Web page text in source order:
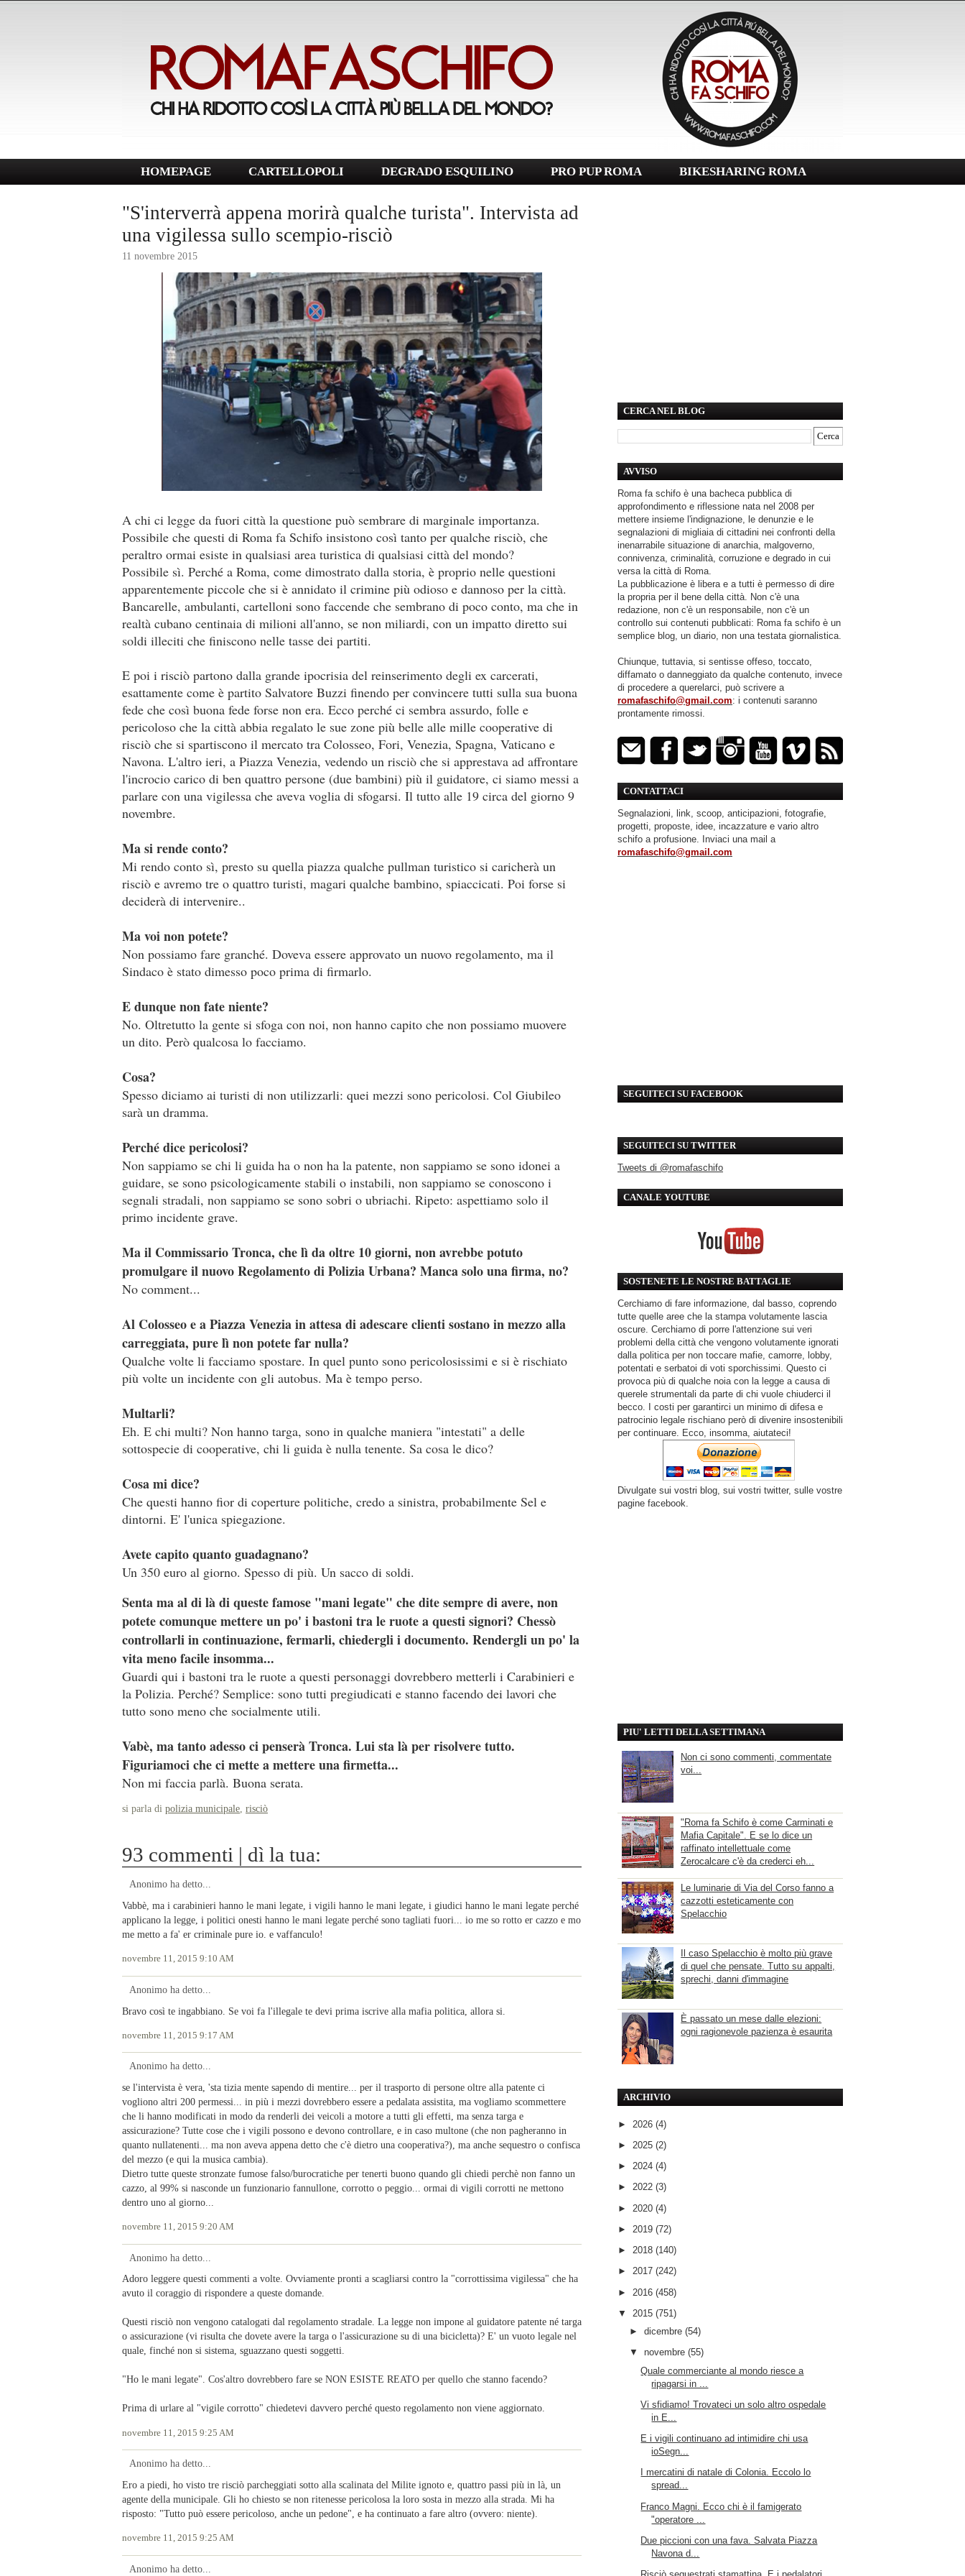
HOMEPAGE CARTELLOPOLI DEGRADO ESQUILINO PRO PUP ROMA BIKESHARING ROMA
"S'interverrà appena morirà qualche turista". Intervista ad
una vigilessa sullo scempio-risciò
11 novembre 2015
A chi ci legge da fuori città la questione può sembrare di marginale importanza.
Possibile che questi di Roma fa Schifo insistono così tanto per qualche risciò, che
peraltro ormai esiste in qualsiasi area turistica di qualsiasi città del mondo?
Possibile sì. Perché a Roma, come dimostrato dalla storia, è proprio nelle questioni
apparentemente piccole che si è annidato il crimine più odioso e dannoso per la città.
Bancarelle, ambulanti, cartelloni sono faccende che sembrano di poco conto, ma che in
realtà cubano centinaia di milioni all'anno, se non miliardi, con un impatto diretto sui
soldi illeciti che finiscono nelle tasse dei partiti.
E poi i risciò partono dalla grande ipocrisia del reinserimento degli ex carcerati,
esattamente come è partito Salvatore Buzzi finendo per convincere tutti sulla sua buona
fede che così buona fede forse non era. Ecco perché ci sembra assurdo, folle e
pericoloso che la città abbia regalato le sue zone più belle alle mille cooperative di
risciò che si spartiscono il mercato tra Colosseo, Fori, Venezia, Spagna, Vaticano e
Navona. L'altro ieri, a Piazza Venezia, vedendo un risciò che si apprestava ad affrontare
l'incrocio carico di ben quattro persone (due bambini) più il guidatore, ci siamo messi a
parlare con una vigilessa che aveva voglia di sfogarsi. Il tutto alle 19 circa del giorno 9
novembre.
Ma si rende conto?
Mi rendo conto sì, presto su quella piazza qualche pullman turistico si caricherà un
risciò e avremo tre o quattro turisti, magari qualche bambino, spiaccicati. Poi forse si
deciderà di intervenire..
Ma voi non potete?
Non possiamo fare granché. Doveva essere approvato un nuovo regolamento, ma il
Sindaco è stato dimesso poco prima di firmarlo.
E dunque non fate niente?
No. Oltretutto la gente si sfoga con noi, non hanno capito che non possiamo muovere
un dito. Però qualcosa lo facciamo.
Cosa?
Spesso diciamo ai turisti di non utilizzarli: quei mezzi sono pericolosi. Col Giubileo
sarà un dramma.
Perché dice pericolosi?
Non sappiamo se chi li guida ha o non ha la patente, non sappiamo se sono idonei a
guidare, se sono psicologicamente stabili o instabili, non sappiamo se conoscono i
segnali stradali, non sappiamo se sono sobri o ubriachi. Ripeto: aspettiamo solo il
primo incidente grave.
Ma il Commissario Tronca, che lì da oltre 10 giorni, non avrebbe potuto
promulgare il nuovo Regolamento di Polizia Urbana? Manca solo una firma, no?
No comment...
Al Colosseo e a Piazza Venezia in attesa di adescare clienti sostano in mezzo alla
carreggiata, pure lì non potete far nulla?
Qualche volte li facciamo spostare. In quel punto sono pericolosissimi e si è rischiato
più volte un incidente con gli autobus. Ma è tempo perso.
Multarli?
Eh. E chi multi? Non hanno targa, sono in qualche maniera "intestati" a delle
sottospecie di cooperative, chi li guida è nulla tenente. Sa cosa le dico?
Cosa mi dice?
Che questi hanno fior di coperture politiche, credo a sinistra, probabilmente Sel e
dintorni. E' l'unica spiegazione.
Avete capito quanto guadagnano?
Un 350 euro al giorno. Spesso di più. Un sacco di soldi.
Senta ma al di là di queste famose "mani legate" che dite sempre di avere, non
potete comunque mettere un po' i bastoni tra le ruote a questi signori? Chessò
controllarli in continuazione, fermarli, chiedergli i documento. Rendergli un po' la
vita meno facile insomma...
Guardi qui i bastoni tra le ruote a questi personaggi dovrebbero metterli i Carabinieri e
la Polizia. Perché? Semplice: sono tutti pregiudicati e stanno facendo dei lavori che
tutto sono meno che socialmente utili.
Vabè, ma tanto adesso ci penserà Tronca. Lui sta là per risolvere tutto.
Figuriamoci che ci mette a mettere una firmetta...
Non mi faccia parlà. Buona serata.
si parla di polizia municipale risciò
93 commenti | dì la tua:
Anonimo ha detto...
Vabbè, ma i carabinieri hanno le mani legate, i vigili hanno le mani legate, i giudici hanno le mani legate perché
applicano la legge, i politici onesti hanno le mani legate perché sono tagliati fuori... io me so rotto er cazzo e mo
me metto a fa' er criminale pure io. e vaffanculo!
novembre 11, 2015 9:10 AM
Anonimo ha detto...
Bravo così te ingabbiano. Se voi fa l'illegale te devi prima iscrive alla mafia politica, allora si.
novembre 11, 2015 9:17 AM
Anonimo ha detto...
se l'intervista è vera, 'sta tizia mente sapendo di mentire... per il trasporto di persone oltre alla patente ci
vogliono altri 200 permessi... in più i mezzi dovrebbero essere a pedalata assistita, ma vogliamo scommettere
che li hanno modificati in modo da renderli dei veicoli a motore a tutti gli effetti, ma senza targa e
assicurazione? Tutte cose che i vigili possono e devono controllare, e in caso multone (che non pagheranno in
quanto nullatenenti... ma non aveva appena detto che c'è dietro una cooperativa?), ma anche sequestro o confisca
del mezzo (e qui la musica cambia).
Dietro tutte queste stronzate fumose falso/burocratiche per tenerti buono quando gli chiedi perchè non fanno un
cazzo, al 99% si nasconde un funzionario fannullone, corrotto o peggio... ormai di vigili corrotti ne mettono
dentro uno al giorno...
novembre 11, 2015 9:20 AM
Anonimo ha detto...
Adoro leggere questi commenti a volte. Ovviamente pronti a scagliarsi contro la "corrottissima vigilessa" che ha
avuto il coraggio di rispondere a queste domande.
Questi risciò non vengono catalogati dal regolamento stradale. La legge non impone al guidatore patente né targa
o assicurazione (vi risulta che dovete avere la targa o l'assicurazione su di una bicicletta)? E' un vuoto legale nel
quale, finché non si sistema, sguazzano questi soggetti.
"Ho le mani legate". Cos'altro dovrebbero fare se NON ESISTE REATO per quello che stanno facendo?
Prima di urlare al "vigile corrotto" chiedetevi davvero perché questo regolamento non viene aggiornato.
novembre 11, 2015 9:25 AM
Anonimo ha detto...
Ero a piedi, ho visto tre risciò parcheggiati sotto alla scalinata del Milite ignoto e, quattro passi più in là, un
agente della municipale. Gli ho chiesto se non ritenesse pericolosa la loro sosta in mezzo alla strada. Mi ha
risposto: "Tutto può essere pericoloso, anche un pedone", e ha continuato a fare altro (ovvero: niente).
novembre 11, 2015 9:25 AM
Anonimo ha detto...
CERCA NEL BLOG
AVVISO
Roma fa schifo è una bacheca pubblica di
approfondimento e riflessione nata nel 2008 per
mettere insieme l'indignazione, le denunzie e le
segnalazioni di migliaia di cittadini nei confronti della
inenarrabile situazione di anarchia, malgoverno,
connivenza, criminalità, corruzione e degrado in cui
versa la città di Roma.
La pubblicazione è libera e a tutti è permesso di dire
la propria per il bene della città. Non c'è una
redazione, non c'è un responsabile, non c'è un
controllo sui contenuti pubblicati: Roma fa schifo è un
semplice blog, un diario, non una testata giornalistica.
Chiunque, tuttavia, si sentisse offeso, toccato,
diffamato o danneggiato da qualche contenuto, invece
di procedere a querelarci, può scrivere a
romafaschifo@gmail.com: i contenuti saranno
prontamente rimossi.
CONTATTACI
Segnalazioni, link, scoop, anticipazioni, fotografie,
progetti, proposte, idee, incazzature e vario altro
schifo a profusione. Inviaci una mail a
romafaschifo@gmail.com
SEGUITECI SU FACEBOOK
SEGUITECI SU TWITTER
Tweets di @romafaschifo
CANALE YOUTUBE
SOSTENETE LE NOSTRE BATTAGLIE
Cerchiamo di fare informazione, dal basso, coprendo
tutte quelle aree che la stampa volutamente lascia
oscure. Cerchiamo di porre l'attenzione sui veri
problemi della città che vengono volutamente ignorati
dalla politica per non toccare mafie, camorre, lobby,
potentati e serbatoi di voti sporchissimi. Questo ci
provoca più di qualche noia con la legge a causa di
querele strumentali da parte di chi vuole chiuderci il
becco. I costi per garantirci un minimo di difesa e
patrocinio legale rischiano però di divenire insostenibili
per continuare. Ecco, insomma, aiutateci!
Divulgate sui vostri blog, sui vostri twitter, sulle vostre
pagine facebook.
PIU' LETTI DELLA SETTIMANA
Non ci sono commenti, commentate
voi...
"Roma fa Schifo è come Carminati e
Mafia Capitale". E se lo dice un
raffinato intellettuale come
Zerocalcare c'è da crederci eh...
Le luminarie di Via del Corso fanno a
cazzotti esteticamente con
Spelacchio
Il caso Spelacchio è molto più grave
di quel che pensate. Tutto su appalti,
sprechi, danni d'immagine
È passato un mese dalle elezioni:
ogni ragionevole pazienza è esaurita
ARCHIVIO
► 2026 (4)
► 2025 (2)
► 2024 (4)
► 2022 (3)
► 2020 (4)
► 2019 (72)
► 2018 (140)
► 2017 (242)
► 2016 (458)
▼ 2015 (751)
► dicembre (54)
▼ novembre (55)
Quale commerciante al mondo riesce a
ripagarsi in ...
Vi sfidiamo! Trovateci un solo altro ospedale
in E...
E i vigili continuano ad intimidire chi usa
ioSegn...
I mercatini di natale di Colonia. Eccolo lo
spread...
Franco Magni. Ecco chi è il famigerato
"operatore ...
Due piccioni con una fava. Salvata Piazza
Navona d...